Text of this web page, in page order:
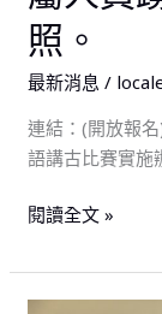
照。
最新消息 /
連結：(開放報
語講古比賽實施
賽
實
施
辦
法
份，
名
自
閱讀全文 »